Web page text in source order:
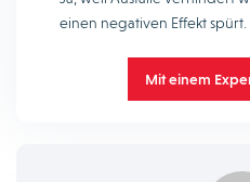
einen negativen Effekt spürt.
Mit einem